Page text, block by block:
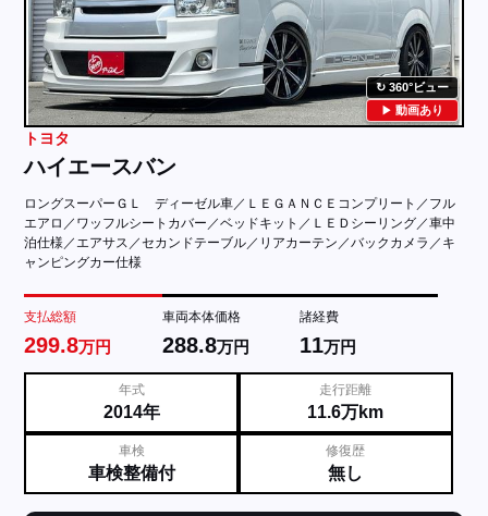
360°ビュー
動画あり
トヨタ
ハイエースバン
ロングスーパーＧＬ ディーゼル車／ＬＥＧＡＮＣＥコンプリート／フル
エアロ／ワッフルシートカバー／ベッドキット／ＬＥＤシーリング／車中
泊仕様／エアサス／セカンドテーブル／リアカーテン／バックカメラ／キ
ャンピングカー仕様
支払総額
299.8万円
車両本体価格
288.8万円
諸経費
11万円
年式
2014年
走行距離
11.6万km
車検
車検整備付
修復歴
無し